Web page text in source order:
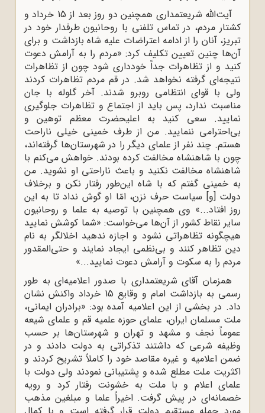
آیت‌الله شریعتمداری همچنین دو روز بعد از 15 خرداد و
کشتار مردم، در تماس تلفنی با روحانیون طرفدار خود در
تبریز، آنان را از ادامه‌ اعتراضات علیه شاه بازداشت و برای
آن‌ها چنین تعیین تکلیف کرد: «مردم را به آرامش دعوت
کنید و از تظاهرات جداً خودداری شود چون از تظاهرات
نتیجه‌ای گرفته نخواهد شد. در قم مردم تظاهرات کردند
ولی با قوای انتظامی روبرو شدند. آخر گلوله با جان
مناسبت ندارد، پس باید از اجتماع و تظاهرات جلوگیری
نمایید. سعی کنید به اعلیحضرت معظم توهین و
بی‌احترامی ننمایید. من از طرف خمینی خیلی ناراحت
هستم. چند نفر از علمای دیگر را در شهرستان‌ها گرفته‌اند،
چون با شاهنشاه مخالفت کرده بودند. خواهش می‌کنم با
شاهنشاه مخالفت نکنید و باعث ناراحتی او نشوید. من
به خمینی گفتم که با شاه این‌طور رفتار نکن و برخلاف
دولت [و] سیاست حرف نزن، امّا او گوش نداد تا به این
روز افتاد...» وی همچنین با توصیه به علما و روحانیون
سایر نقاط کشور از آن‌ها می‌خواست: «شما کوشش نمایید
هیچگونه تظاهراتی نشود و اجازه ندهید اخلالگر به نام
دین تظاهر کنند و بی‌نظمی ایجاد نمایند و حتی‌المقدور
مردم را به سکوت و آرامش دعوت نمایید...»
همزمان آقای شریعتمداری با صدور اعلامیه‌ای به ‌طور
رسمی به بازداشت امام و وقایع 15 خرداد واکنش نشان
داد. در بخشی از این اعلامیه آمده بود: «برادران ایمانی،
ملت مسلمان ایران، علمای حوزه علمیه قم و علمای شیعه
عموماً نجف و مشهد و تهران و شهرستان‌ها بر حسب
وظیفه شرعی که داشتند تذکراتی به دولت دادند و در
ضمن اعلامیه و غیره مقاصد خود را کاملاً تشریح کردند و
اکثریت ملت مطلع شده و پشتیبانی نمودند ولی دولت با
علمای اعلام و با ملت به خشونت رفتار کرد و رویه
خصمانه‌ای در پیش گرفت. اخیراً علما و مبلغین مذهب